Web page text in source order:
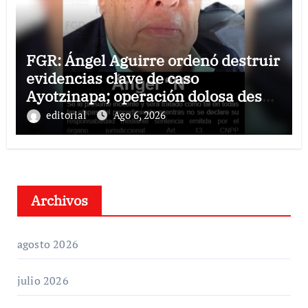
FGR: Ángel Aguirre ordenó destruir
evidencias clave de caso
Ayotzinapa; operación dolosa desde
el ejecutivo estatal
editorial Ago 6, 2026
Archivos
agosto 2026
julio 2026